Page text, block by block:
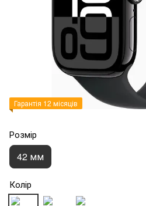
Гарантія 12 місяців
Розмір
42 мм
Колір